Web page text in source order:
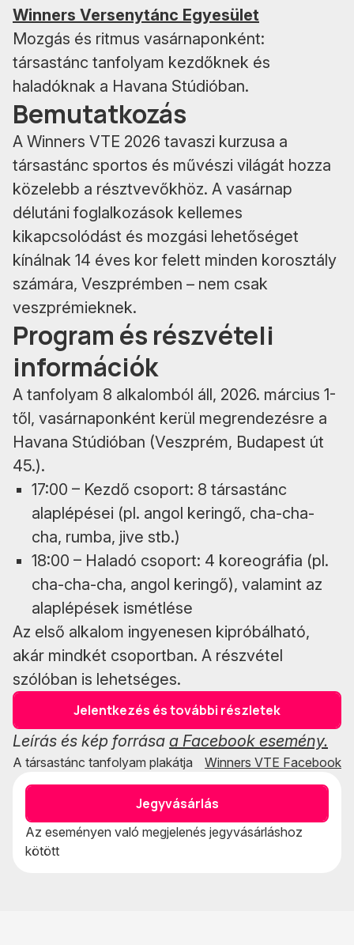
Winners Versenytánc Egyesület
Mozgás és ritmus vasárnaponként:
társastánc tanfolyam kezdőknek és
haladóknak a Havana Stúdióban.
Bemutatkozás
A Winners VTE 2026 tavaszi kurzusa a
társastánc sportos és művészi világát hozza
közelebb a résztvevőkhöz. A vasárnap
délutáni foglalkozások kellemes
kikapcsolódást és mozgási lehetőséget
kínálnak 14 éves kor felett minden korosztály
számára, Veszprémben – nem csak
veszprémieknek.
Program és részvételi
információk
A tanfolyam 8 alkalomból áll, 2026. március 1-
től, vasárnaponként kerül megrendezésre a
Havana Stúdióban (Veszprém, Budapest út
45.).
17:00 – Kezdő csoport: 8 társastánc
alaplépései (pl. angol keringő, cha-cha-
cha, rumba, jive stb.)
18:00 – Haladó csoport: 4 koreográfia (pl.
cha-cha-cha, angol keringő), valamint az
alaplépések ismétlése
Az első alkalom ingyenesen kipróbálható,
akár mindkét csoportban. A részvétel
szólóban is lehetséges.
Jelentkezés és további részletek
Leírás és kép forrása a Facebook esemény.
A társastánc tanfolyam plakátja Winners VTE Facebook
Jegyvásárlás
Az eseményen való megjelenés jegyvásárláshoz
kötött